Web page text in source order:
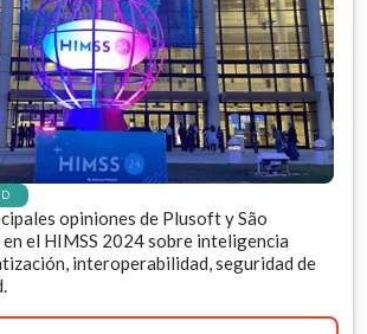
opiniones de Plusoft y São
el HIMSS 2024 sobre inteligencia
interoperabilidad, seguridad de